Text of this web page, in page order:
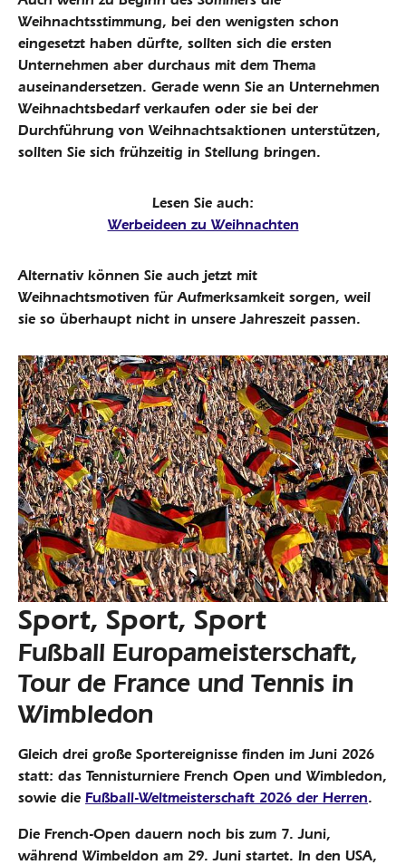
Weihnachtsstimmung, bei den wenigsten schon
eingesetzt haben dürfte, sollten sich die ersten
Unternehmen aber durchaus mit dem Thema
auseinandersetzen. Gerade wenn Sie an Unternehmen
Weihnachtsbedarf verkaufen oder sie bei der
Durchführung von Weihnachtsaktionen unterstützen,
sollten Sie sich frühzeitig in Stellung bringen.
Lesen Sie auch:
Werbeideen zu Weihnachten
Alternativ können Sie auch jetzt mit
Weihnachtsmotiven für Aufmerksamkeit sorgen, weil
sie so überhaupt nicht in unsere Jahreszeit passen.
Sport, Sport, Sport
Fußball Europameisterschaft,
Tour de France und Tennis in
Wimbledon
Gleich drei große Sportereignisse finden im Juni 2026
statt: das Tennisturniere French Open und Wimbledon,
sowie die Fußball-Weltmeisterschaft 2026 der Herren.
Die French-Open dauern noch bis zum 7. Juni,
während Wimbeldon am 29. Juni startet. In den USA,